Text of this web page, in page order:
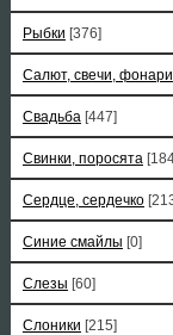
Рыбки [376]
Салют, свечи, фонари
Свадьба [447]
Свинки, поросята
Сердце, сердечко
Синие смайлы [0]
Слезы [60]
Слоники [215]